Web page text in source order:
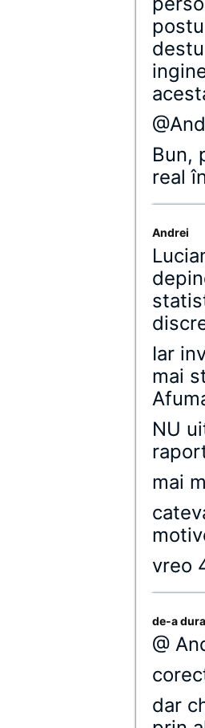
Bun,
real
Andrei
Iar
mai
NU
mai
vreo
de-a
@
dar